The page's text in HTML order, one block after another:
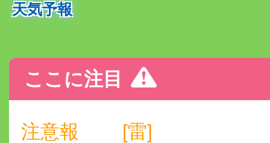
天気予報
ここに注目
注意報 [雷]